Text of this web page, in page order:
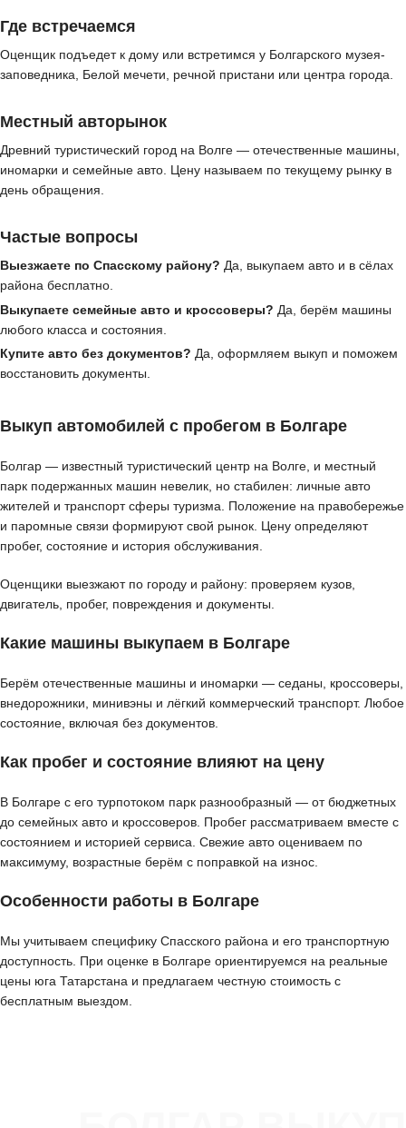
Где встречаемся
Оценщик подъедет к дому или встретимся у Болгарского музея-
заповедника, Белой мечети, речной пристани или центра города.
Местный авторынок
Древний туристический город на Волге — отечественные машины,
иномарки и семейные авто. Цену называем по текущему рынку в
день обращения.
Частые вопросы
Выезжаете по Спасскому району? Да, выкупаем авто и в сёлах
района бесплатно.
Выкупаете семейные авто и кроссоверы? Да, берём машины
любого класса и состояния.
Купите авто без документов? Да, оформляем выкуп и поможем
восстановить документы.
Выкуп автомобилей с пробегом в Болгаре
Болгар — известный туристический центр на Волге, и местный
парк подержанных машин невелик, но стабилен: личные авто
жителей и транспорт сферы туризма. Положение на правобережье
и паромные связи формируют свой рынок. Цену определяют
пробег, состояние и история обслуживания.
Оценщики выезжают по городу и району: проверяем кузов,
двигатель, пробег, повреждения и документы.
Какие машины выкупаем в Болгаре
Берём отечественные машины и иномарки — седаны, кроссоверы,
внедорожники, минивэны и лёгкий коммерческий транспорт. Любое
состояние, включая без документов.
Как пробег и состояние влияют на цену
В Болгаре с его турпотоком парк разнообразный — от бюджетных
до семейных авто и кроссоверов. Пробег рассматриваем вместе с
состоянием и историей сервиса. Свежие авто оцениваем по
максимуму, возрастные берём с поправкой на износ.
Особенности работы в Болгаре
Мы учитываем специфику Спасского района и его транспортную
доступность. При оценке в Болгаре ориентируемся на реальные
цены юга Татарстана и предлагаем честную стоимость с
бесплатным выездом.